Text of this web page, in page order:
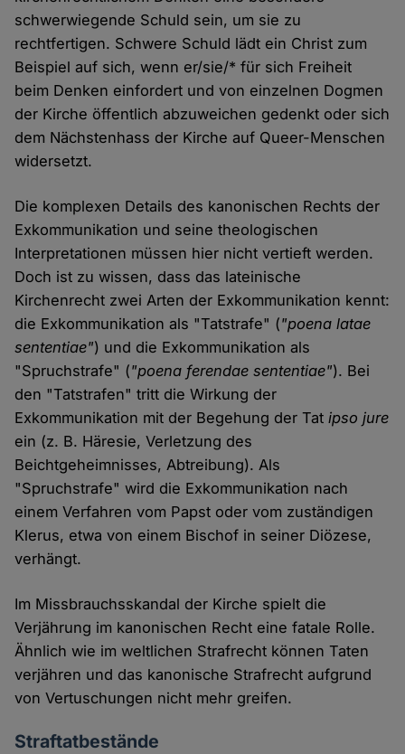
schwerwiegende Schuld sein, um sie zu
rechtfertigen. Schwere Schuld lädt ein Christ zum
Beispiel auf sich, wenn er/sie/* für sich Freiheit
beim Denken einfordert und von einzelnen Dogmen
der Kirche öffentlich abzuweichen gedenkt oder sich
dem Nächstenhass der Kirche auf Queer-Menschen
widersetzt.
Die komplexen Details des kanonischen Rechts der
Exkommunikation und seine theologischen
Interpretationen müssen hier nicht vertieft werden.
Doch ist zu wissen, dass das lateinische
Kirchenrecht zwei Arten der Exkommunikation kennt:
die Exkommunikation als "Tatstrafe" ("poena latae
sententiae") und die Exkommunikation als
"Spruchstrafe" ("poena ferendae sententiae"). Bei
den "Tatstrafen" tritt die Wirkung der
Exkommunikation mit der Begehung der Tatipso jure
ein (z. B. Häresie, Verletzung des
Beichtgeheimnisses, Abtreibung). Als
"Spruchstrafe" wird die Exkommunikation nach
einem Verfahren vom Papst oder vom zuständigen
Klerus, etwa von einem Bischof in seiner Diözese,
verhängt.
Im Missbrauchsskandal der Kirche spielt die
Verjährung im kanonischen Recht eine fatale Rolle.
Ähnlich wie im weltlichen Strafrecht können Taten
verjähren und das kanonische Strafrecht aufgrund
von Vertuschungen nicht mehr greifen.
Straftatbestände